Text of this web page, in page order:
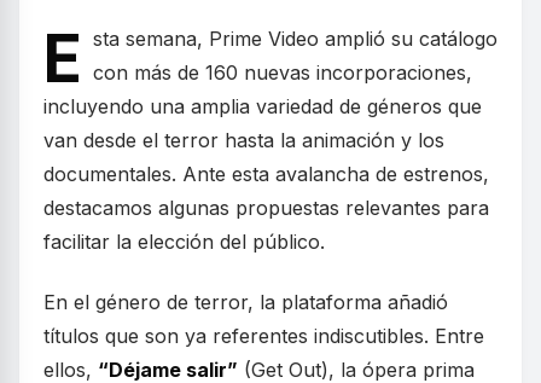
E sta semana, Prime Video amplió su catálogo
con más de 160 nuevas incorporaciones,
incluyendo una amplia variedad de géneros que
van desde el terror hasta la animación y los
documentales. Ante esta avalancha de estrenos,
destacamos algunas propuestas relevantes para
facilitar la elección del público.
En el género de terror, la plataforma añadió
títulos que son ya referentes indiscutibles. Entre
ellos, “Déjame salir” (Get Out), la ópera prima